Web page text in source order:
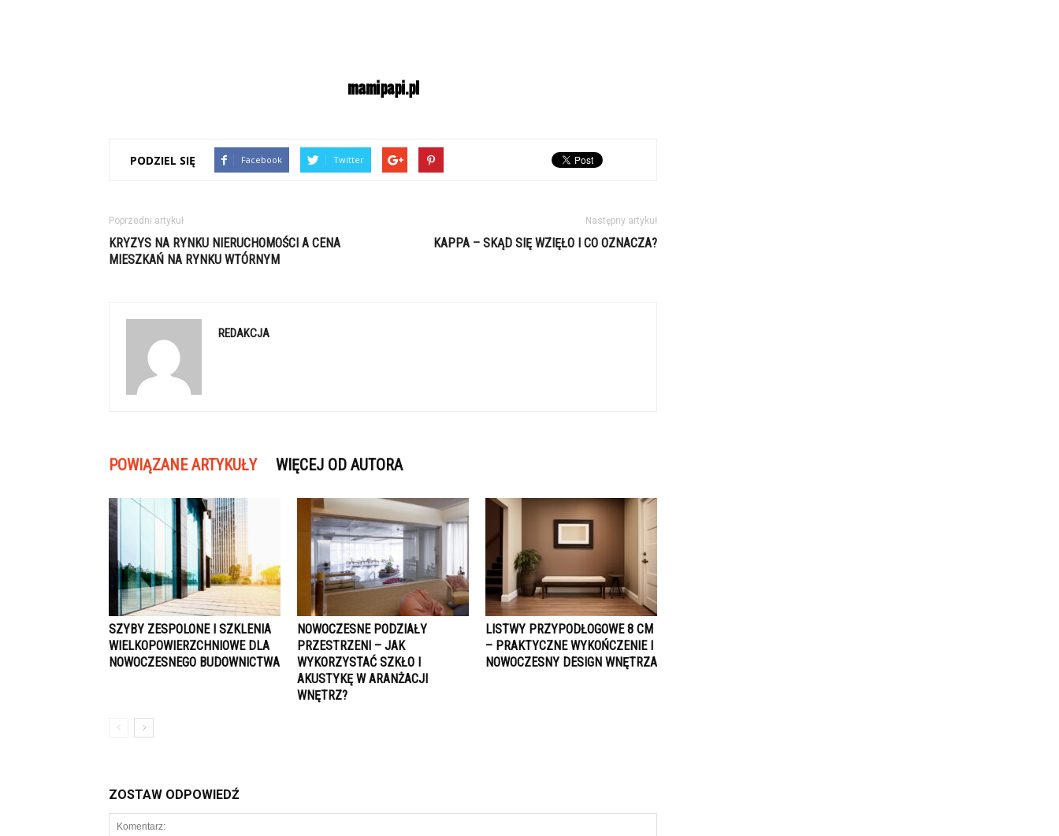
PODZIEL SIĘ Facebook Twitter
Poprzedni artykuł
KRYZYS NA RYNKU NIERUCHOMOŚCI A CENA
MIESZKAŃ NA RYNKU WTÓRNYM
Następny artykuł
KAPPA – SKĄD SIĘ WZIĘŁO I CO OZNACZA?
REDAKCJA
POWIĄZANE ARTYKUŁY WIĘCEJ OD AUTORA
SZYBY ZESPOLONE I SZKLENIA
WIELKOPOWIERZCHNIOWE DLA
NOWOCZESNEGO BUDOWNICTWA
NOWOCZESNE PODZIAŁY
PRZESTRZENI – JAK
WYKORZYSTAĆ SZKŁO I
AKUSTYKĘ W ARANŻACJI
WNĘTRZ?
LISTWY PRZYPODŁOGOWE 8 CM
– PRAKTYCZNE WYKOŃCZENIE I
NOWOCZESNY DESIGN WNĘTRZA
ZOSTAW ODPOWIEDŹ